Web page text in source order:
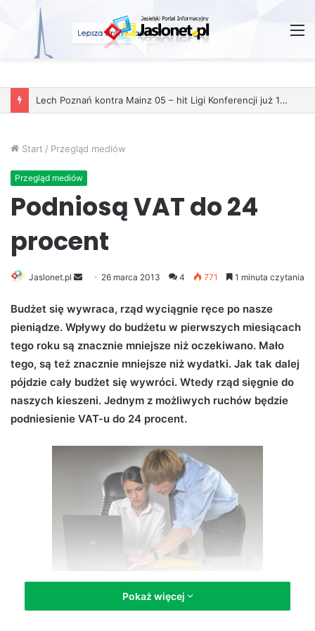
Start / Przegląd mediów
Przegląd mediów
Podniosą VAT do 24
procent
Jaslonet.pl
n
d
a
n
e
m
a
l
26 marca 2013 4 771 1 minuta czytania
Budżet się wywraca, rząd wyciągnie ręce po nasze
pieniądze. Wpływy do budżetu w pierwszych miesiącach
tego roku są znacznie mniejsze niż oczekiwano. Mało
tego, są też znacznie mniejsze niż wydatki. Jak tak dalej
pójdzie cały budżet się wywróci. Wtedy rząd sięgnie do
naszych kieszeni. Jednym z możliwych ruchów będzie
podniesienie VAT-u do 24 procent.
Podniosą VAT do 24 procent (fot. archiwum)
Pokaż więcej